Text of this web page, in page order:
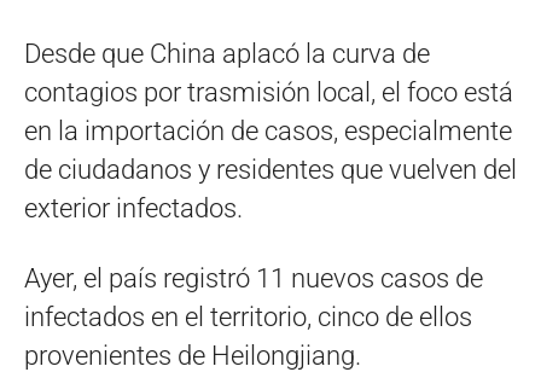
Desde que China aplacó la curva de
contagios por trasmisión local, el foco está
en la importación de casos, especialmente
de ciudadanos y residentes que vuelven del
exterior infectados.
Ayer, el país registró 11 nuevos casos de
infectados en el territorio, cinco de ellos
provenientes de Heilongjiang.